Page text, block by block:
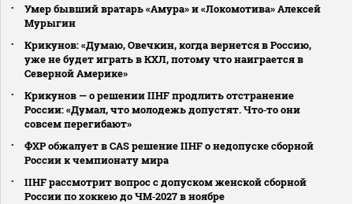
Умер бывший вратарь «Амура» и «Локомотива» Алексей
Мурыгин
Крикунов: «Думаю, Овечкин, когда вернется в Россию,
уже не будет играть в КХЛ, потому что наиграется в
Северной Америке»
Крикунов — о решении IIHF продлить отстранение
России: «Думал, что молодежь допустят. Что‑то они
совсем перегибают»
ФХР обжалует в CAS решение IIHF о недопуске сборной
России к чемпионату мира
IIHF рассмотрит вопрос с допуском женской сборной
России по хоккею до ЧМ‑2027 в ноябре